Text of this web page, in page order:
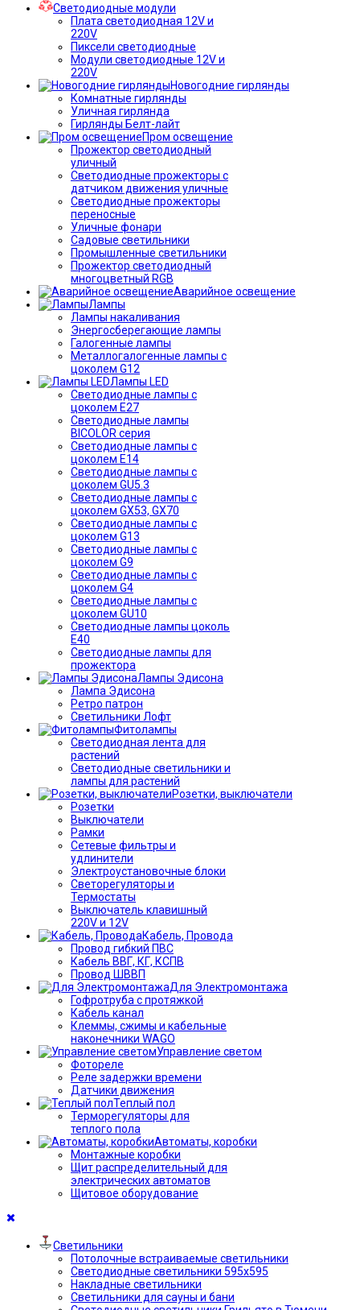
Светодиодные модули
Плата светодиодная 12V и
220V
Пиксели светодиодные
Модули светодиодные 12V и
220V
Новогодние гирлянды
Комнатные гирлянды
Уличная гирлянда
Гирлянды Белт-лайт
Пром освещение
Прожектор светодиодный
уличный
Светодиодные прожекторы с
датчиком движения уличные
Светодиодные прожекторы
переносные
Уличные фонари
Садовые светильники
Промышленные светильники
Прожектор светодиодный
многоцветный RGB
Аварийное освещение
Лампы
Лампы накаливания
Энергосберегающие лампы
Галогенные лампы
Металлогалогенные лампы с
цоколем G12
Лампы LED
Светодиодные лампы с
цоколем E27
Светодиодные лампы
BICOLOR серия
Светодиодные лампы с
цоколем E14
Светодиодные лампы с
цоколем GU5.3
Светодиодные лампы с
цоколем GX53, GX70
Светодиодные лампы с
цоколем G13
Светодиодные лампы с
цоколем G9
Светодиодные лампы с
цоколем G4
Светодиодные лампы с
цоколем GU10
Светодиодные лампы цоколь
Е40
Светодиодные лампы для
прожектора
Лампы Эдисона
Лампа Эдисона
Ретро патрон
Светильники Лофт
Фитолампы
Светодиодная лента для
растений
Светодиодные светильники и
лампы для растений
Розетки, выключатели
Розетки
Выключатели
Рамки
Сетевые фильтры и
удлинители
Электроустановочные блоки
Светорегуляторы и
Термостаты
Выключатель клавишный
220V и 12V
Кабель, Провода
Провод гибкий ПВС
Кабель ВВГ, КГ, КСПВ
Провод ШВВП
Для Электромонтажа
Гофротруба с протяжкой
Кабель канал
Клеммы, сжимы и кабельные
наконечники WAGO
Управление светом
Фотореле
Реле задержки времени
Датчики движения
Теплый пол
Терморегуляторы для
теплого пола
Автоматы, коробки
Монтажные коробки
Щит распределительный для
электрических автоматов
Щитовое оборудование
Светильники
Потолочные встраиваемые светильники
Светодиодные светильники 595х595
Накладные светильники
Светильники для сауны и бани